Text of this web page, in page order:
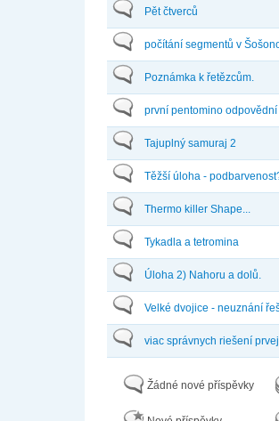
Pět čtverců
počítání segmentů v
Poznámka k řetězcům.
první pentomino
Tajuplný samuraj 2
Těžší úloha -
Thermo killer Shape...
Tykadla a tetromina
Úloha 2) Nahoru a dolů.
Velké dvojice - neuznání
viac správnych riešení
Žádné nové příspěvky